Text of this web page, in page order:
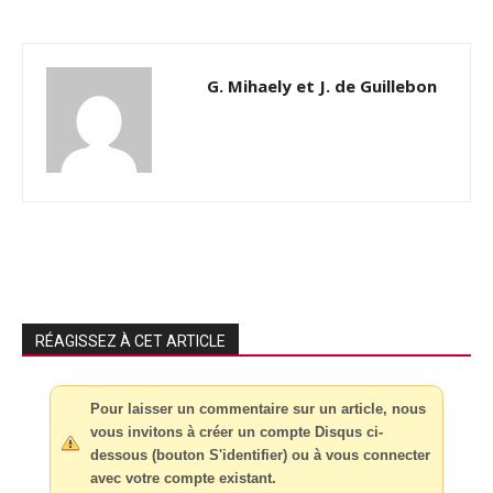
G. Mihaely et J. de Guillebon
RÉAGISSEZ À CET ARTICLE
Pour laisser un commentaire sur un article, nous
vous invitons à créer un compte Disqus ci-
dessous (bouton S'identifier) ou à vous connecter
avec votre compte existant.